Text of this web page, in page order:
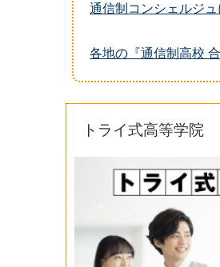
通信制コンシェルジ
各地の『通信制高校 合
トライ式高等学院